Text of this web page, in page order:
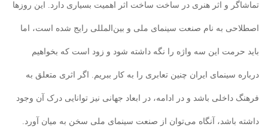
تماشاگر و اثر هنری در ساخت ساخت اثر اهمیت بسیاری دارد. این روزها
اصطلاحی به نام صنعت سینمای ملی و بین‌المللی رایج شده است، اما
باید حرمت این سه واژه را نگه داشته شود و زود است که بخواهیم
درباره سینمای ایران چنین تعابری را به کار ببریم. اگر اثری متعلق به
فرهنگ داخلی باشد و در ادامه، در ابعاد جهانی نیز توانایی درک آن وجود
داشته باشد، آنگاه می‌توان از صنعت سینمای ملی سخن به میان آورد.